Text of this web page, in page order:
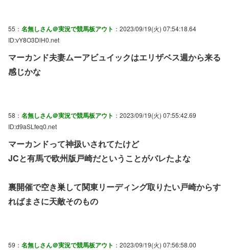
55： 名無しさん＠実況で競馬板アウト ：2023/09/19(火) 07:54:18.64
ID:vY8O3DlH0.net
マーカンド夫妻ムーアビュイックはエリザベス週から来る
感じかな
58： 名無しさん＠実況で競馬板アウト ：2023/09/19(火) 07:55:42.69
ID:d9aSLfeq0.net
マーカンドって神扱いされてたけど
JCと有馬で欧州版戸崎だということがバレたよな
裏開催で空き巣して関東リーディング取りたい戸崎からす
ればまさに天敵そのもの
59： 名無しさん＠実況で競馬板アウト ：2023/09/19(火) 07:56:58.00